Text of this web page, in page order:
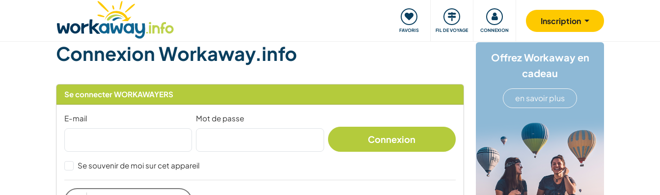
FAVORIS FIL DE VOYAGE CONNEXION
Inscription
Trouver hôte Covoyager Voyager, apprendre Communauté S'impliquer Sécurité
Connexion Workaway.info
Se connecter WORKAWAYERS
E-mail Mot de passe
Connexion
Se souvenir de moi sur cet appareil
Offrez Workaway en
cadeau
en savoir plus